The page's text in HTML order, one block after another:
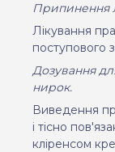
Припинення
Лікування
поступового
Дозування
нирок.
Виведення
і тісно
кліренсом